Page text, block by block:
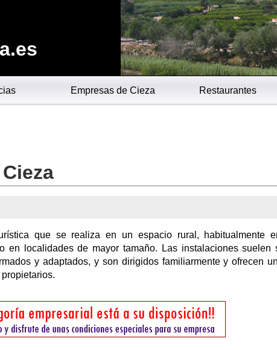
Empresas de Cieza Restaurantes
que se realiza en un espacio rural, habitualmente
en localidades de mayor tamaño. Las instalaciones suelen
y adaptados, y son dirigidos familiarmente y ofrecen